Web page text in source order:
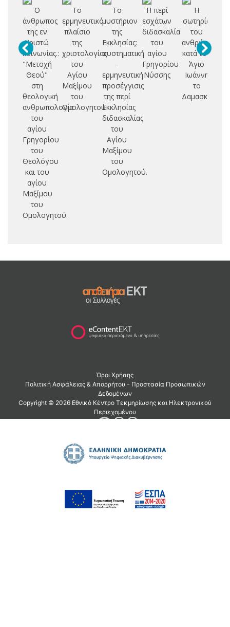
Ο
άνθρωπος
της εν
Χριστώ
κοινωνίας.:
"Μετοχή
Θεού"
στη
θεολογική
ανθρωπολογία
του
αγίου
Γρηγορίου
του
Θεολόγου
και του
αγίου
Μαξίμου
του
Ομολογητού.
Το
ερμηνευτικό
πλαίσιο
της
χριστολογίας
του
Αγίου
Μαξίμου
του
Ομολογητού
Το
μυστήριον
της
Εκκλησίας:
συστηματική
-
ερμηνευτική
προσέγγισις
της περί
Εκκλησίας
διδασκαλίας
του
Αγίου
Μαξίμου
του
Ομολογητού.
Η περί
εσχάτων
διδασκαλία
του
αγίου
Γρηγορίου
Νύσσης
Η
σωτηρία
του
ανθρώπου
κατά τον
Άγιο
Ιωάννη
το
Δαμασκηνό